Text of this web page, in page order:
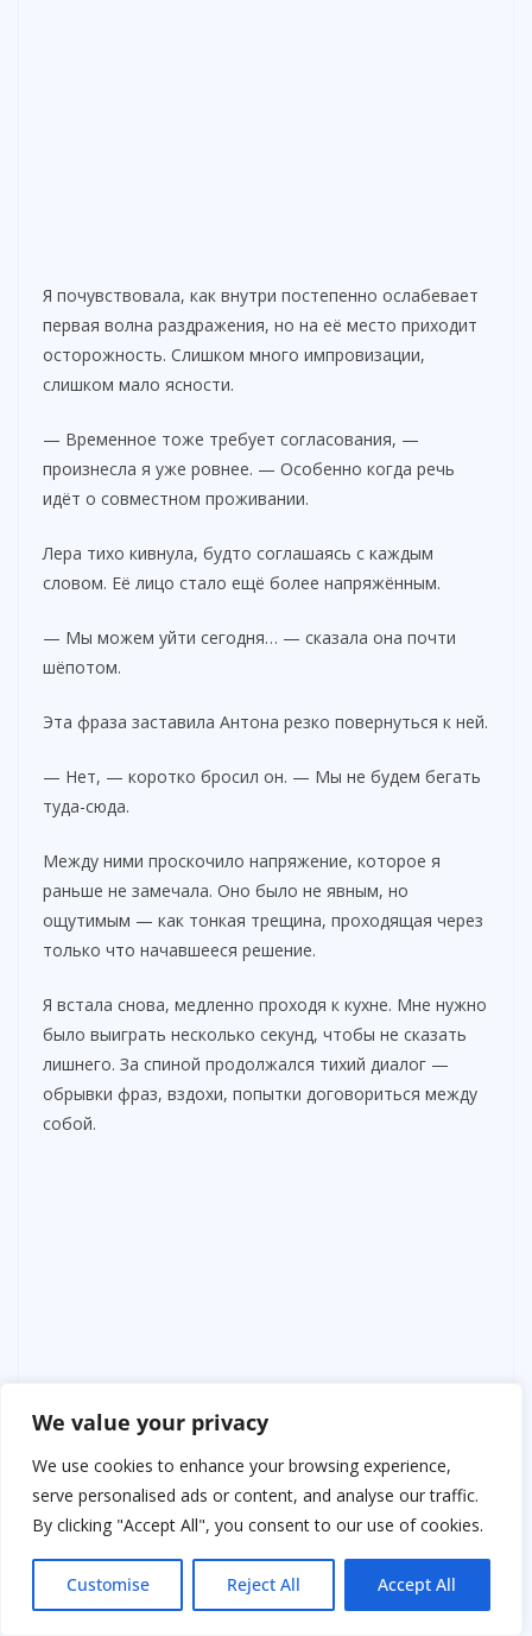
We value your privacy
We use cookies to enhance your browsing experience,
serve personalised ads or content, and analyse our traffic.
By clicking "Accept All", you consent to our use of cookies.
Customise Reject All Accept All
Я почувствовала, как внутри постепенно ослабевает
первая волна раздражения, но на её место приходит
осторожность. Слишком много импровизации,
слишком мало ясности.
— Временное тоже требует согласования, —
произнесла я уже ровнее. — Особенно когда речь
идёт о совместном проживании.
Лера тихо кивнула, будто соглашаясь с каждым
словом. Её лицо стало ещё более напряжённым.
— Мы можем уйти сегодня… — сказала она почти
шёпотом.
Эта фраза заставила Антона резко повернуться к ней.
— Нет, — коротко бросил он. — Мы не будем бегать
туда-сюда.
Между ними проскочило напряжение, которое я
раньше не замечала. Оно было не явным, но
ощутимым — как тонкая трещина, проходящая через
только что начавшееся решение.
Я встала снова, медленно проходя к кухне. Мне нужно
было выиграть несколько секунд, чтобы не сказать
лишнего. За спиной продолжался тихий диалог —
обрывки фраз, вздохи, попытки договориться между
собой.